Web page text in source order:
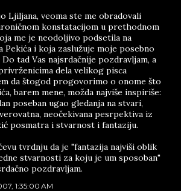
Ljiljana, veoma ste me obradovali
konstatacijom u prethodnom
me je neodoljivo podsetila na
Pekića i koja zaslužuje moje posebno
Do tad Vas najsrdačnije pozdravljam, a
dela velikog pisca
da štogod progovorimo o onome što
barem mene, možda najviše inspiriše:
poseban ugao gledanja na stvari,
neočekivana pesrpektiva iz
posmatra i stvarnost i fantaziju.
tvrdnju da je "fantazija najviši oblik
stvarnosti za koju je um sposoban"
pozdravljam.
1:35:00 AM